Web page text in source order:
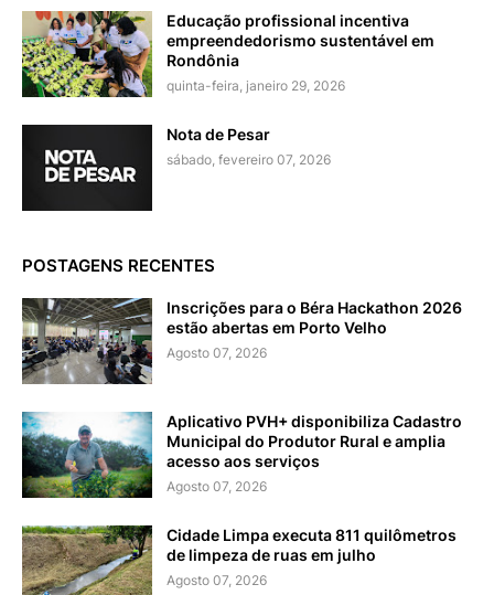
Educação profissional incentiva
empreendedorismo sustentável em
Rondônia
quinta-feira, janeiro 29, 2026
Nota de Pesar
sábado, fevereiro 07, 2026
POSTAGENS RECENTES
Inscrições para o Béra Hackathon 2026
estão abertas em Porto Velho
Agosto 07, 2026
Aplicativo PVH+ disponibiliza Cadastro
Municipal do Produtor Rural e amplia
acesso aos serviços
Agosto 07, 2026
Cidade Limpa executa 811 quilômetros
de limpeza de ruas em julho
Agosto 07, 2026